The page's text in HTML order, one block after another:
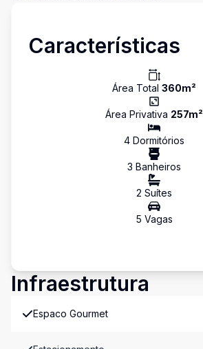
Características
Área Total 360m²
Área Privativa 257m²
4 Dormitórios
3 Banheiros
2 Suítes
5 Vagas
Infraestrutura
Espaco Gourmet